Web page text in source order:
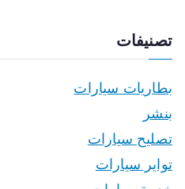
تصنيفات
بطاريات سيارات
بنشر
تصليح سيارات
تواير سيارات